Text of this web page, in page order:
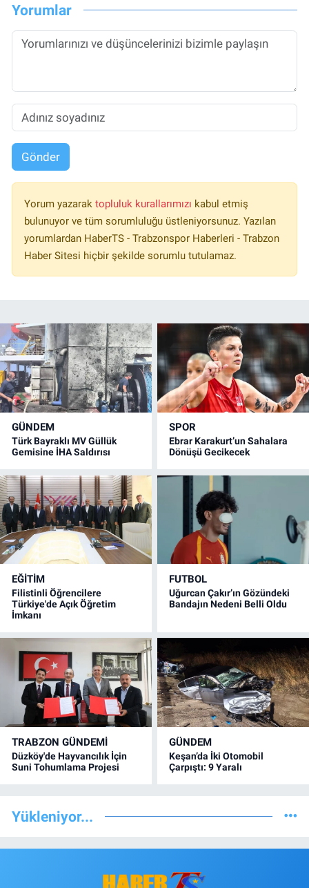
Yorumlar
Gönder
Yorum yazarak topluluk kurallarımızı kabul etmiş
bulunuyor ve tüm sorumluluğu üstleniyorsunuz. Yazılan
yorumlardan HaberTS - Trabzonspor Haberleri - Trabzon
Haber Sitesi hiçbir şekilde sorumlu tutulamaz.
GÜNDEM
Türk Bayraklı MV Güllük
Gemisine İHA Saldırısı
SPOR
Ebrar Karakurt’un Sahalara
Dönüşü Gecikecek
EĞİTİM
Filistinli Öğrencilere
Türkiye'de Açık Öğretim
İmkanı
FUTBOL
Uğurcan Çakır’ın Gözündeki
Bandajın Nedeni Belli Oldu
TRABZON GÜNDEMİ
Düzköy'de Hayvancılık İçin
Suni Tohumlama Projesi
GÜNDEM
Keşan’da İki Otomobil
Çarpıştı: 9 Yaralı
Yükleniyor...